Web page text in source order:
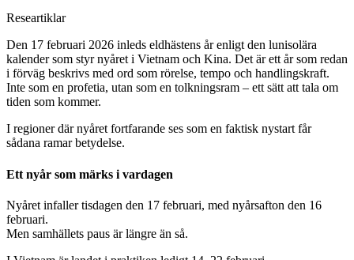
Researtiklar
Den 17 februari 2026 inleds eldhästens år enligt den lunisolära
kalender som styr nyåret i Vietnam och Kina. Det är ett år som redan
i förväg beskrivs med ord som rörelse, tempo och handlingskraft.
Inte som en profetia, utan som en tolkningsram – ett sätt att tala om
tiden som kommer.
I regioner där nyåret fortfarande ses som en faktisk nystart får
sådana ramar betydelse.
Ett nyår som märks i vardagen
Nyåret infaller tisdagen den 17 februari, med nyårsafton den 16
februari.
Men samhällets paus är längre än så.